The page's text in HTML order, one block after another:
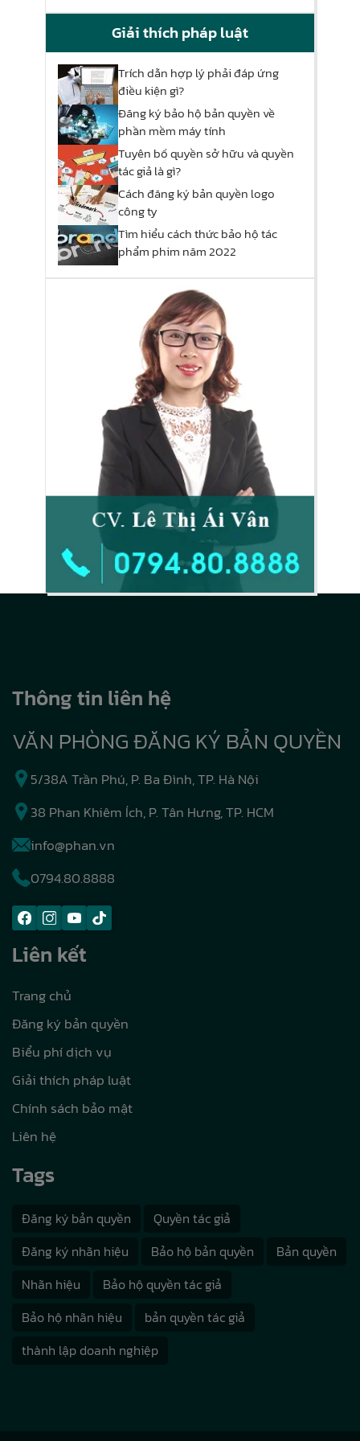
Giải thích pháp luật
Trích dẫn hợp lý phải đáp ứng
điều kiện gì?
Đăng ký bảo hộ bản quyền về
phần mềm máy tính
Tuyên bố quyền sở hữu và quyền
tác giả là gì?
Cách đăng ký bản quyền logo
công ty
Tìm hiểu cách thức bảo hộ tác
phẩm phim năm 2022
Thông tin liên hệ
VĂN PHÒNG ĐĂNG KÝ BẢN QUYỀN
5/38A Trần Phú, P. Ba Đình, TP. Hà Nội
38 Phan Khiêm Ích, P. Tân Hưng, TP. HCM
info@phan.vn
0794.80.8888
Liên kết
Trang chủ
Đăng ký bản quyền
Biểu phí dịch vụ
Giải thích pháp luật
Chính sách bảo mật
Liên hệ
Tags
Đăng ký bản quyền
Quyền tác giả
Đăng ký nhãn hiệu
Bảo hộ bản quyền
Bản quyền
Nhãn hiệu
Bảo hộ quyền tác giả
Bảo hộ nhãn hiệu
bản quyền tác giả
thành lập doanh nghiệp